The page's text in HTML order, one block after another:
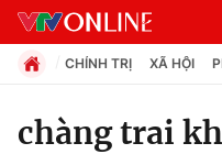
CHÍNH TRỊ XÃ HỘI
chàng trai